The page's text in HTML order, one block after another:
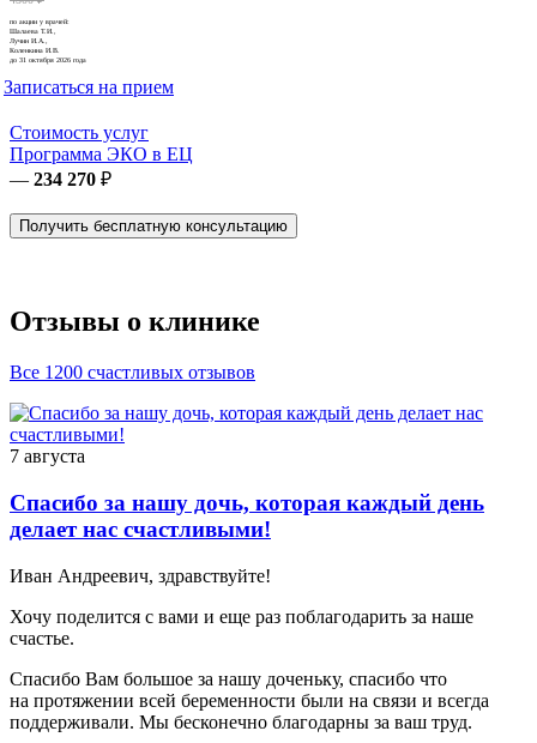
по акции у врачей:
Шалаева Т.И.,
Лучин И.А.,
Коленкина И.В.
до 31 октября 2026 года
Записаться на прием
Стоимость услуг
Программа ЭКО в ЕЦ
— 234 270 ₽
Получить бесплатную консультацию
Отзывы о клинике
Все 1200 счастливых отзывов
7 августа
Спасибо за нашу дочь, которая каждый день
делает нас счастливыми!
Иван Андреевич, здравствуйте!
Хочу поделится с вами и еще раз поблагодарить за наше
счастье.
Спасибо Вам большое за нашу доченьку, спасибо что
на протяжении всей беременности были на связи и всегда
поддерживали. Мы бесконечно благодарны за ваш труд.